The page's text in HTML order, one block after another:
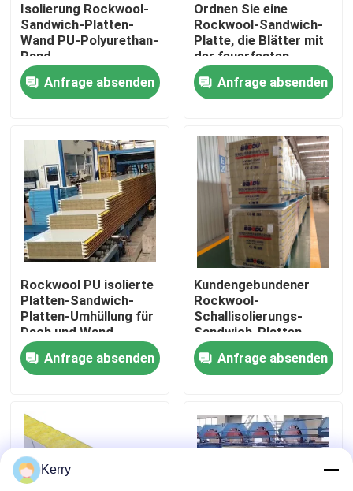
Haus
Produkte
Fabrik-Ausflug
Qualitätskontrolle
Treten Sie mit uns in Verbindung
Fordern Sie ein Zitat
Stahlkonstruktionslager
Stahlkonstruktionswerkstatt
Isolierung Rockwool-
Sandwich-Platten-
Wand PU-Polyurethan-
Rand
Anfrage absenden
Ordnen Sie eine
Rockwool-Sandwich-
Platte, die Blätter mit
der feuerfesten
Polyurethan-Dichtung
überdacht
Anfrage absenden
Rockwool PU isolierte
Platten-Sandwich-
Platten-Umhüllung für
Dach und Wand
Anfrage absenden
Kundengebundener
Rockwool-
Schallisolierungs-
Sandwich-Platten-
Wand-Stahl
schalldicht
Anfrage absenden
Kerry